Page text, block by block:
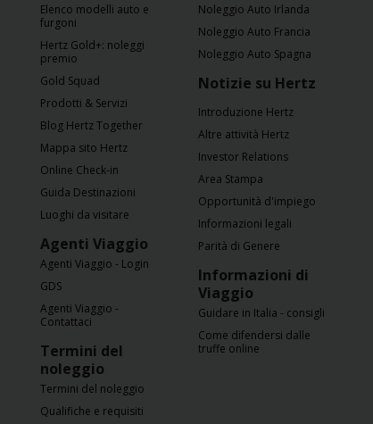
Elenco modelli auto e
furgoni
Hertz Gold+: noleggi
premio
Gold Squad
Prodotti & Servizi
Blog Hertz Together
Mappa sito Hertz
Online Check-in
Guida Destinazioni
Luoghi da visitare
Agenti Viaggio
Agenti Viaggio - Login
GDS
Agenti Viaggio -
Contattaci
Termini del
noleggio
Termini del noleggio
Qualifiche e requisiti
Noleggio Auto Irlanda
Noleggio Auto Francia
Noleggio Auto Spagna
Notizie su Hertz
Introduzione Hertz
Altre attività Hertz
Investor Relations
Area Stampa
Opportunità d'impiego
Informazioni legali
Parità di Genere
Informazioni di
Viaggio
Guidare in Italia - consigli
Come difendersi dalle
truffe online